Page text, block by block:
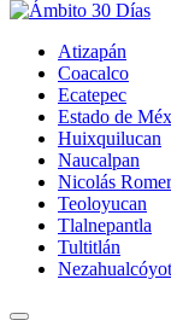
Atizapán
Coacalco
Ecatepec
Estado de
Huixquilucan
Naucalpan
Nicolás
Teoloyucan
Tlalnepantla
Tultitlán